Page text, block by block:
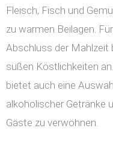
Fleisch, Fisch und
zu warmen Beilagen.
Abschluss der Mahlzeit
süßen Köstlichkeiten
bietet auch eine
alkoholischer Getränke
Gäste zu verwöhnen.